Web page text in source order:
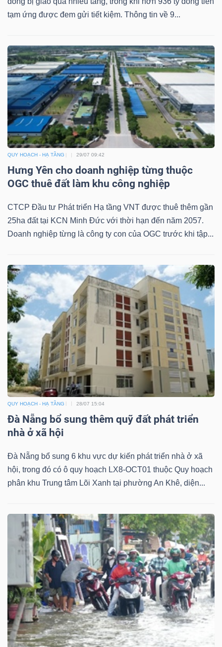
tạm ứng được đem gửi tiết kiệm. Thông tin về 9...
QUY HOẠCH - HẠ TẦNG 29/07 09:42
Hưng Yên cho doanh nghiệp từng thuộc
OGC thuê đất làm khu công nghiệp
CTCP Đầu tư Phát triển Hạ tầng VNT được thuê thêm gần
25ha đất tại KCN Minh Đức với thời hạn đến năm 2057.
Doanh nghiệp từng là công ty con của OGC trước khi tập...
QUY HOẠCH - HẠ TẦNG 28/07 15:04
Đà Nẵng bổ sung thêm quỹ đất phát triển
nhà ở xã hội
Đà Nẵng bổ sung 6 khu vực dự kiến phát triển nhà ở xã
hội, trong đó có ô quy hoạch LX8-OCT01 thuộc Quy hoạch
phân khu Trung tâm Lõi Xanh tại phường An Khê, diện...